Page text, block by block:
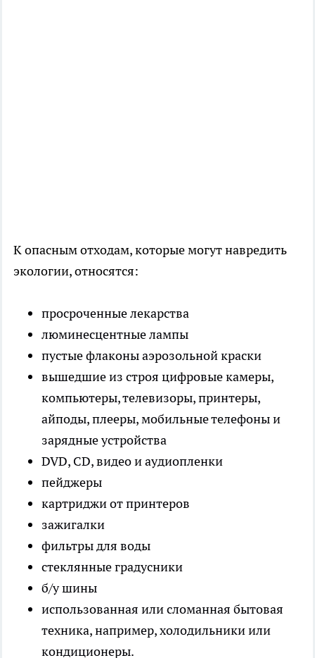
К опасным отходам, которые могут навредить
экологии, относятся:
просроченные лекарства
люминесцентные лампы
пустые флаконы аэрозольной краски
вышедшие из строя цифровые камеры,
компьютеры, телевизоры, принтеры,
айподы, плееры, мобильные телефоны и
зарядные устройства
DVD, CD, видео и аудиопленки
пейджеры
картриджи от принтеров
зажигалки
фильтры для воды
стеклянные градусники
б/у шины
использованная или сломанная бытовая
техника, например, холодильники или
кондиционеры.